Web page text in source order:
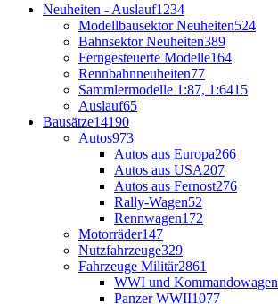
Neuheiten - Auslauf1234
Modellbausektor Neuheiten524
Bahnsektor Neuheiten389
Ferngesteuerte Modelle164
Rennbahnneuheiten77
Sammlermodelle 1:87, 1:6415
Auslauf65
Bausätze14190
Autos973
Autos aus Europa266
Autos aus USA207
Autos aus Fernost276
Rally-Wagen52
Rennwagen172
Motorräder147
Nutzfahrzeuge329
Fahrzeuge Militär2861
WWI und Kommandowagen
Panzer WWII1077